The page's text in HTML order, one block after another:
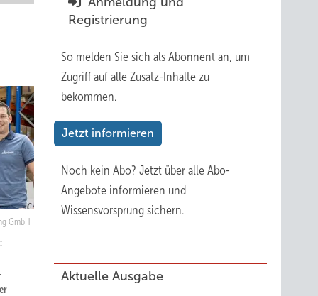
GmbH
Registrierung
So melden Sie sich als Abonnent an, um
Zugriff auf alle Zusatz-Inhalte zu
bekommen.
Jetzt informieren
Noch kein Abo? Jetzt über alle Abo-
Angebote informieren und
Wissensvorsprung sichern.
Aktuelle Ausgabe